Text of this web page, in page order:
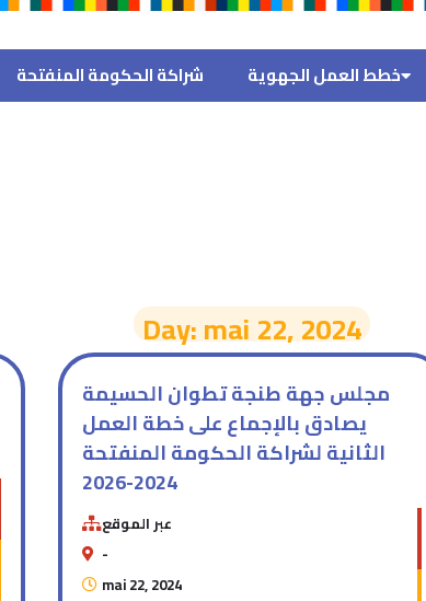
شراكة الحكومة المنفتحة خطط العمل الجهوية
Day: mai 22, 2024
مجلس جهة طنجة تطوان الحسيمة
يصادق بالإجماع على خطة العمل
الثانية لشراكة الحكومة المنفتحة
2024-2026
عبر الموقع
-
mai 22, 2024